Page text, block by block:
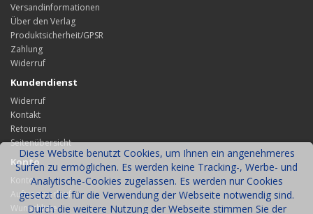
Diese Website benutzt Cookies, um Ihnen ein angenehmeres
Surfen zu ermöglichen. Es werden keine Tracking-, Werbe- und
Analytische-Cookies zugelassen. Es werden nur Cookies
gesetzt die für die Verwendung der Webseite notwendig sind.
Durch die weitere Nutzung der Webseite stimmen Sie der
Versandinformationen
Über den Verlag
Produktsicherheit/GPSR
Zahlung
Widerruf
Kundendienst
Widerruf
Kontakt
Retouren
Seitenübersicht
Konto
Konto
Auftragsverlauf
Wunschliste